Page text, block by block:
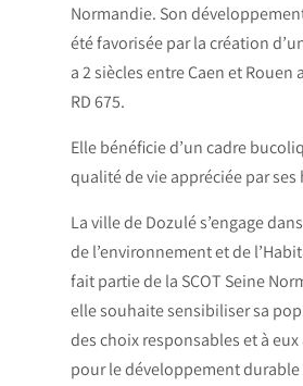
Normandie. Son
été favorisée par la création
a 2 siècles entre Caen et Rouen
RD 675.
Elle bénéficie d’un cadre
qualité de vie appréciée par
La ville de Dozulé s’engage
de l’environnement et de
fait partie de la SCOT Seine
elle souhaite sensibiliser sa
des choix responsables et à eux
pour le développement durable